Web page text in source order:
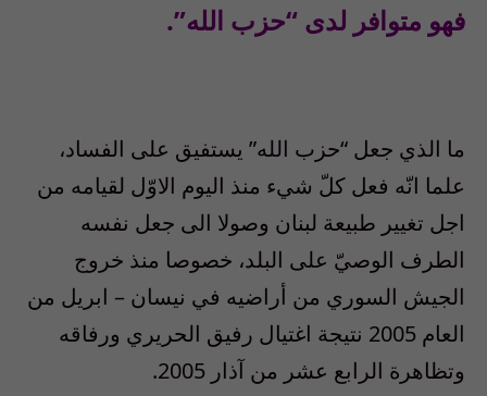
فهو متوافر لدى “حزب الله”.
ما الذي جعل “حزب الله” يستفيق على الفساد،
علما انّه فعل كلّ شيء منذ اليوم الاوّل لقيامه من
اجل تغيير طبيعة لبنان وصولا الى جعل نفسه
الطرف الوصيّ على البلد، خصوصا منذ خروج
الجيش السوري من أراضيه في نيسان – ابريل من
العام 2005 نتيجة اغتيال رفيق الحريري ورفاقه
وتظاهرة الرابع عشر من آذار 2005.